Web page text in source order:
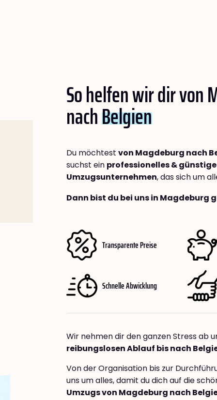
So helfen wir dir von
nachBelgien
Du möchtest von Magdeburg nach
suchst ein professionelles &
Umzugsunternehmen, das sich um
Dann bist du bei uns in Magdeburg
Transparente Preise
Schnelle Abwicklung
Wir nehmen dir den ganzen Stress ab
reibungslosen Ablauf bis nach
Von der Organisation bis zur
uns um alles, damit du dich auf die
Umzugs von Magdeburg nach